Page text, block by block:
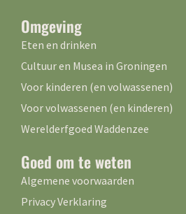
Omgeving
Eten en drinken
Cultuur en Musea in Groningen
Voor kinderen (en volwassenen)
Voor volwassenen (en kinderen)
Werelderfgoed Waddenzee
Goed om te weten
Algemene voorwaarden
Privacy Verklaring